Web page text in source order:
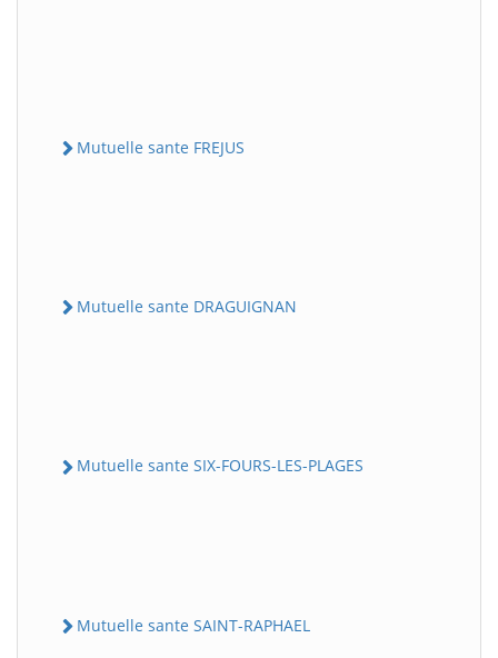
Mutuelle sante FREJUS
Mutuelle sante DRAGUIGNAN
Mutuelle sante SIX-FOURS-LES-PLAGES
Mutuelle sante SAINT-RAPHAEL